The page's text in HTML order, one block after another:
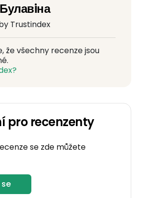
Trustindex
že všechny recenze jsou
pro recenzenty
se zde můžete